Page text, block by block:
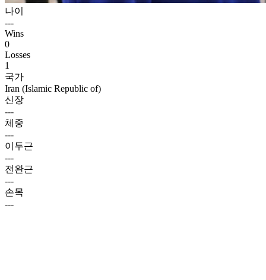
나이
---
Wins
0
Losses
1
국가
Iran (Islamic Republic of)
신장
---
체중
---
이두근
---
전완근
---
손목
---